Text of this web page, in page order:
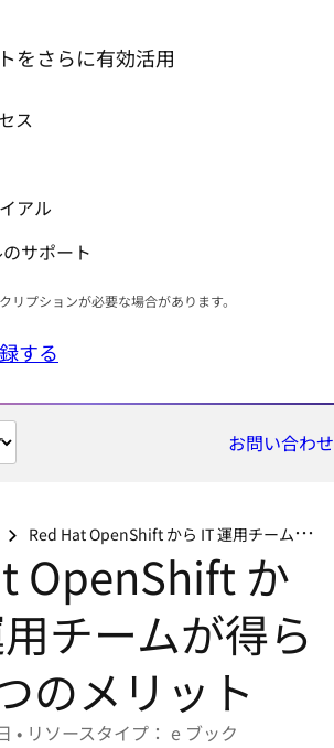
をさらに有効活用
ス
アル
サポート
リプションが必要な場合があります。
する
お問い合わせ
Red Hat OpenShift から IT 運用チームが得られる 5 つのメリット
OpenShift か
チームが得ら
のメリット
• リソースタイプ： e ブック